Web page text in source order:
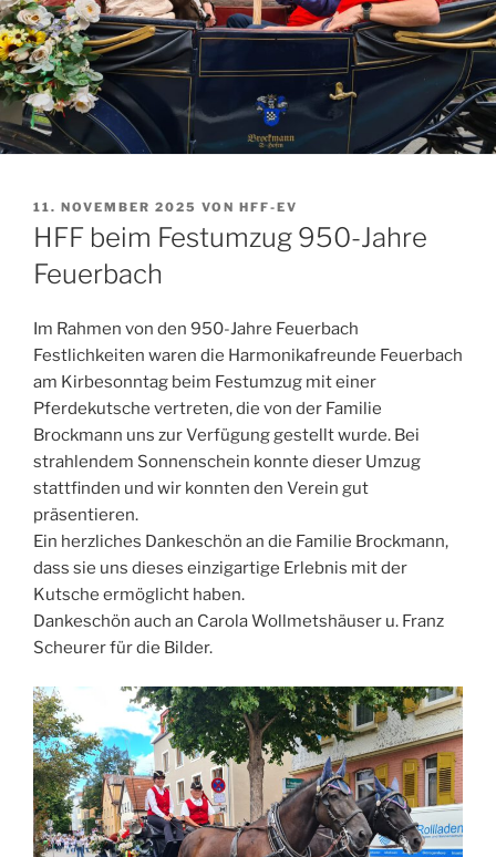
VERÖFFENTLICHT
AM
11. NOVEMBER 2025 VON HFF-EV
HFF beim Festumzug 950-Jahre
Feuerbach
Im Rahmen von den 950-Jahre Feuerbach
Festlichkeiten waren die Harmonikafreunde Feuerbach
am Kirbesonntag beim Festumzug mit einer
Pferdekutsche vertreten, die von der Familie
Brockmann uns zur Verfügung gestellt wurde. Bei
strahlendem Sonnenschein konnte dieser Umzug
stattfinden und wir konnten den Verein gut
präsentieren.
Ein herzliches Dankeschön an die Familie Brockmann,
dass sie uns dieses einzigartige Erlebnis mit der
Kutsche ermöglicht haben.
Dankeschön auch an Carola Wollmetshäuser u. Franz
Scheurer für die Bilder.